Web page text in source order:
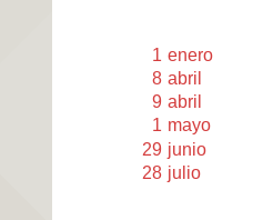
1 enero
8 abril
9 abril
1 mayo
29 junio
28 julio